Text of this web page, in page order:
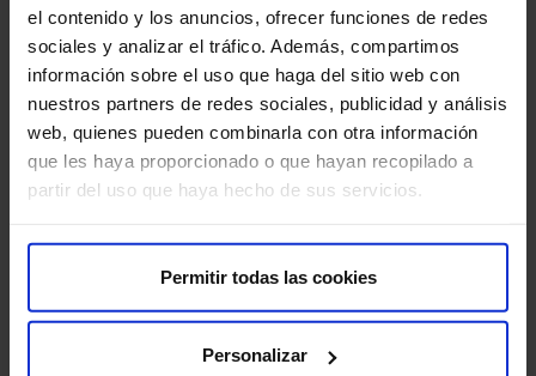
el contenido y los anuncios, ofrecer funciones de redes
sociales y analizar el tráfico. Además, compartimos
información sobre el uso que haga del sitio web con
nuestros partners de redes sociales, publicidad y análisis
web, quienes pueden combinarla con otra información
que les haya proporcionado o que hayan recopilado a
partir del uso que haya hecho de sus servicios.
Permitir todas las cookies
Personalizar
Radiología